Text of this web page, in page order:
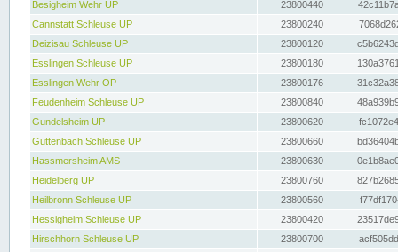
Besigheim Wehr UP
23800440
Cannstatt Schleuse UP
23800240
Deizisau Schleuse UP
23800120
Esslingen Schleuse UP
23800180
Esslingen Wehr OP
23800176
Feudenheim Schleuse UP
23800840
Gundelsheim UP
23800620
Guttenbach Schleuse UP
23800660
Hassmersheim AMS
23800630
Heidelberg UP
23800760
Heilbronn Schleuse UP
23800560
Hessigheim Schleuse UP
23800420
Hirschhorn Schleuse UP
23800700